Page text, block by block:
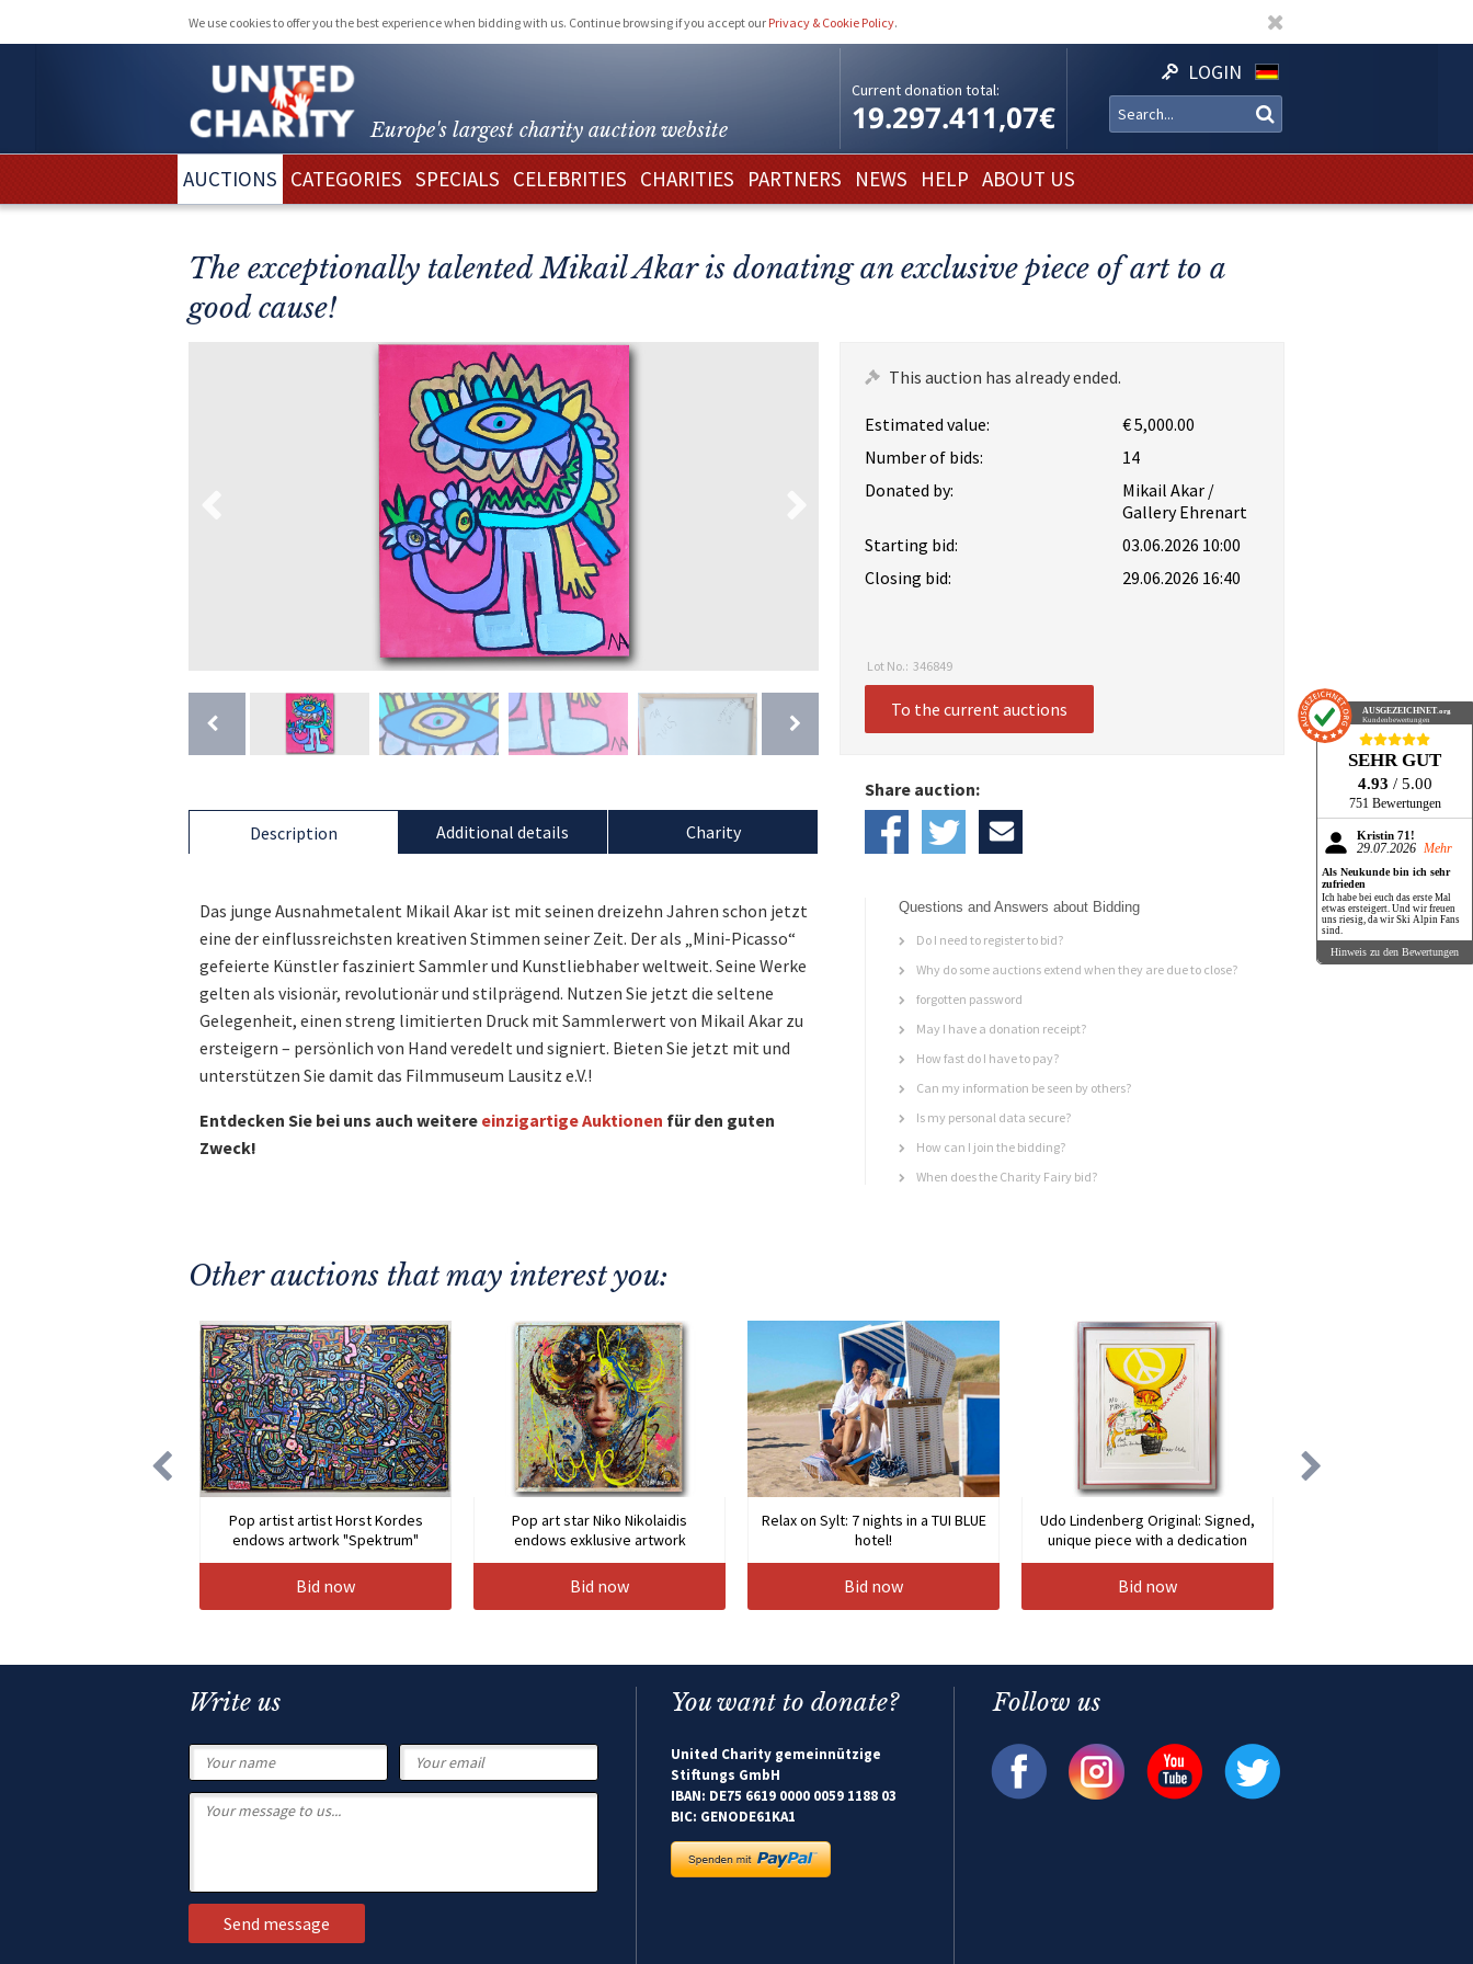
We use cookies to offer you the best experience when bidding with us. Continue browsing if you accept our Privacy & Cookie Policy.
Europe's largest charity auction website
Current donation total:
19.297.411,07€
LOGIN
AUCTIONS CATEGORIES SPECIALS CELEBRITIES CHARITIES PARTNERS NEWS HELP ABOUT US
The exceptionally talented Mikail Akar is donating an exclusive piece of art to a
good cause!
This auction has already ended.
Estimated value:
€ 5,000.00
Number of bids:
14
Donated by:
Mikail Akar /
Gallery Ehrenart
Starting bid:
03.06.2026 10:00
Closing bid:
29.06.2026 16:40
Lot No.: 346849
To the current auctions
Description
Das junge Ausnahmetalent Mikail Akar ist mit seinen dreizehn Jahren schon jetzt
eine der einflussreichsten kreativen Stimmen seiner Zeit. Der als „Mini-Picasso“
gefeierte Künstler fasziniert Sammler und Kunstliebhaber weltweit. Seine Werke
gelten als visionär, revolutionär und stilprägend. Nutzen Sie jetzt die seltene
Gelegenheit, einen streng limitierten Druck mit Sammlerwert von Mikail Akar zu
ersteigern – persönlich von Hand veredelt und signiert. Bieten Sie jetzt mit und
unterstützen Sie damit das Filmmuseum Lausitz e.V.!
Entdecken Sie bei uns auch weitere einzigartige Auktionen für den guten
Zweck!
Additional details Charity
Share auction:
Questions and Answers about Bidding
Do I need to register to bid?
Why do some auctions extend when they are due to close?
forgotten password
May I have a donation receipt?
How fast do I have to pay?
Can my information be seen by others?
Is my personal data secure?
How can I join the bidding?
When does the Charity Fairy bid?
Other auctions that may interest you:
Pop artist artist Horst Kordes
endows artwork "Spektrum"
Bid now
Pop art star Niko Nikolaidis
endows exklusive artwork
Bid now
Relax on Sylt: 7 nights in a TUI BLUE
hotel!
Bid now
Udo Lindenberg Original: Signed,
unique piece with a dedication
Bid now
Write us You want to donate?
United Charity gemeinnützige
Stiftungs GmbH
IBAN: DE75 6619 0000 0059 1188 03
BIC: GENODE61KA1
Follow us
AUSGEZEICHNET.org
Kundenbewertungen
SEHR GUT
4.93 / 5.00
751 Bewertungen
Kristin 71!
29.07.2026 Mehr
Als Neukunde bin ich sehr
zufrieden
Ich habe bei euch das erste Mal
etwas ersteigert. Und wir freuen
uns riesig, da wir Ski Alpin Fans
sind.
Hinweis zu den Bewertungen